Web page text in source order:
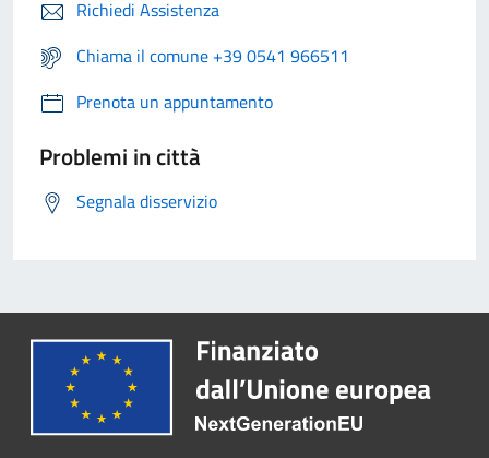
Richiedi Assistenza
Chiama il comune +39 0541 966511
Prenota un appuntamento
Problemi in città
Segnala disservizio